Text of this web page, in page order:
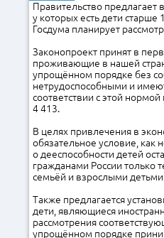
Правительство предлагает
у которых есть дети
Госдума планирует
Законопроект принят в
проживающие в нашей
упрощённом порядке без
нетрудоспособными и
соответствии с этой
4 413.
В целях привлечения в
обязательное условие, как
о дееспособности детей
гражданами России только
семьёй и взрослыми
Также предлагается
дети, являющиеся
рассмотрения
упрощённом порядке